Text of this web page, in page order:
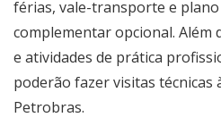
férias, vale-transporte e
complementar opcional. Além
e atividades de prática
poderão fazer visitas técnicas
Petrobras.